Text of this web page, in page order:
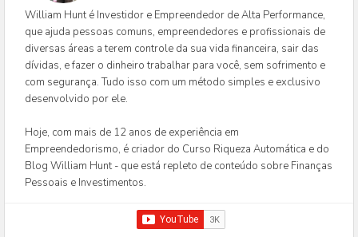
William Hunt é Investidor e Empreendedor de Alta Performance,
que ajuda pessoas comuns, empreendedores e profissionais de
diversas áreas a terem controle da sua vida financeira, sair das
dívidas, e fazer o dinheiro trabalhar para você, sem sofrimento e
com segurança. Tudo isso com um método simples e exclusivo
desenvolvido por ele.
Hoje, com mais de 12 anos de experiência em
Empreendedorismo, é criador do Curso Riqueza Automática e do
Blog William Hunt - que está repleto de conteúdo sobre Finanças
Pessoais e Investimentos.